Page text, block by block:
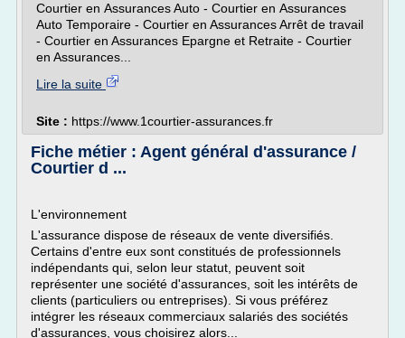
Courtier en Assurances Auto - Courtier en Assurances
Auto Temporaire - Courtier en Assurances Arrêt de travail
- Courtier en Assurances Epargne et Retraite - Courtier
en Assurances...
Lire la suite
Site : https://www.1courtier-assurances.fr
Fiche métier : Agent général d'assurance /
Courtier d ...
L'environnement
L'assurance dispose de réseaux de vente diversifiés.
Certains d'entre eux sont constitués de professionnels
indépendants qui, selon leur statut, peuvent soit
représenter une société d'assurances, soit les intérêts de
clients (particuliers ou entreprises). Si vous préférez
intégrer les réseaux commerciaux salariés des sociétés
d'assurances, vous choisirez alors...